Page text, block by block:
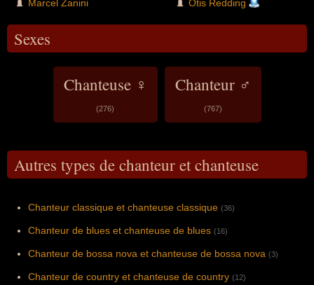
Marcel Zanini Otis Redding
Sexes
Chanteuse ♀
(276)
Chanteur ♂
(767)
Autres types de chanteur et chanteuse
Chanteur classique et chanteuse classique (36)
Chanteur de blues et chanteuse de blues (16)
Chanteur de bossa nova et chanteuse de bossa nova (3)
Chanteur de country et chanteuse de country (12)